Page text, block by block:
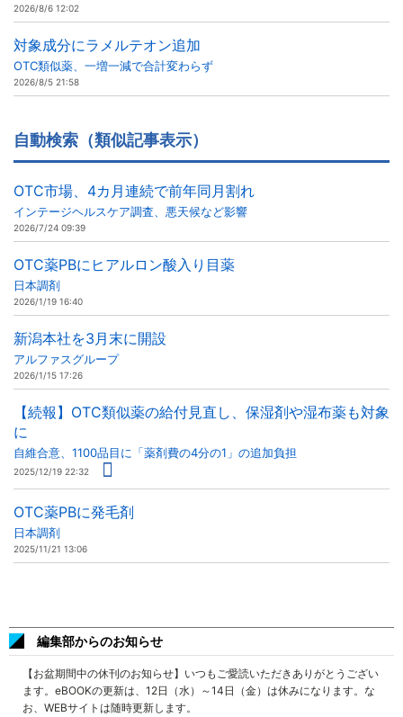
2026/8/6 12:02
対象成分にラメルテオン追加
OTC類似薬、一増一減で合計変わらず
2026/8/5 21:58
自動検索（類似記事表示）
OTC市場、4カ月連続で前年同月割れ
インテージヘルスケア調査、悪天候など影響
2026/7/24 09:39
OTC薬PBにヒアルロン酸入り目薬
日本調剤
2026/1/19 16:40
新潟本社を3月末に開設
アルファスグループ
2026/1/15 17:26
【続報】OTC類似薬の給付見直し、保湿剤や湿布薬も対象
に
自維合意、1100品目に「薬剤費の4分の1」の追加負担
2025/12/19 22:32
OTC薬PBに発毛剤
日本調剤
2025/11/21 13:06
編集部からのお知らせ
【お盆期間中の休刊のお知らせ】いつもご愛読いただきありがとうござい
ます。eBOOKの更新は、12日（水）～14日（金）は休みになります。な
お、WEBサイトは随時更新します。